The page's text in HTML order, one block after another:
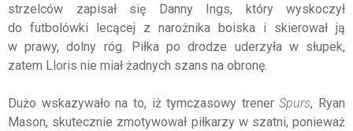
strzelców zapisał się Danny Ings, który wyskoczył
do futbolówki lecącej z narożnika boiska i skierował ją
w prawy, dolny róg. Piłka po drodze uderzyła w słupek,
zatem Lloris nie miał żadnych szans na obronę.
Dużo wskazywało na to, iż tymczasowy trenerSpurs, Ryan
Mason, skutecznie zmotywował piłkarzy w szatni, ponieważ